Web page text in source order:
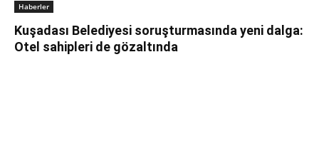
Haberler
Kuşadası Belediyesi soruşturmasında yeni dalga:
Otel sahipleri de gözaltında